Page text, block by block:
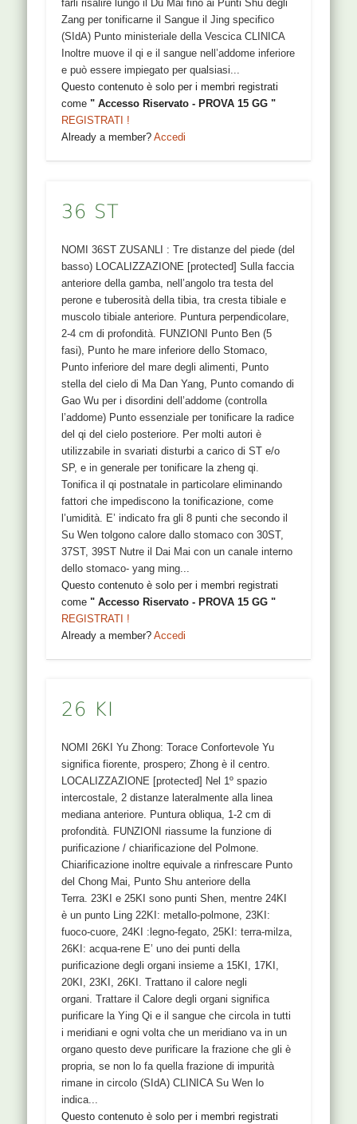
farli risalire lungo il Du Mai fino ai Punti Shu degli
Zang per tonificarne il Sangue il Jing specifico
(SIdA) Punto ministeriale della Vescica CLINICA
Inoltre muove il qi e il sangue nell’addome inferiore
e può essere impiegato per qualsiasi...
Questo contenuto è solo per i membri registrati
come" Accesso Riservato - PROVA 15 GG "
REGISTRATI !
Already a member?Accedi
36 ST
NOMI 36ST ZUSANLI : Tre distanze del piede (del
basso) LOCALIZZAZIONE [protected] Sulla faccia
anteriore della gamba, nell’angolo tra testa del
perone e tuberosità della tibia, tra cresta tibiale e
muscolo tibiale anteriore. Puntura perpendicolare,
2-4 cm di profondità. FUNZIONI Punto Ben (5
fasi), Punto he mare inferiore dello Stomaco,
Punto inferiore del mare degli alimenti, Punto
stella del cielo di Ma Dan Yang, Punto comando di
Gao Wu per i disordini dell’addome (controlla
l’addome) Punto essenziale per tonificare la radice
del qi del cielo posteriore. Per molti autori è
utilizzabile in svariati disturbi a carico di ST e/o
SP, e in generale per tonificare la zheng qi.
Tonifica il qi postnatale in particolare eliminando
fattori che impediscono la tonificazione, come
l’umidità. E’ indicato fra gli 8 punti che secondo il
Su Wen tolgono calore dallo stomaco con 30ST,
37ST, 39ST Nutre il Dai Mai con un canale interno
dello stomaco- yang ming...
Questo contenuto è solo per i membri registrati
come" Accesso Riservato - PROVA 15 GG "
REGISTRATI !
Already a member?Accedi
26 KI
NOMI 26KI Yu Zhong: Torace Confortevole Yu
significa fiorente, prospero; Zhong è il centro.
LOCALIZZAZIONE [protected] Nel 1º spazio
intercostale, 2 distanze lateralmente alla linea
mediana anteriore. Puntura obliqua, 1-2 cm di
profondità. FUNZIONI riassume la funzione di
purificazione / chiarificazione del Polmone.
Chiarificazione inoltre equivale a rinfrescare Punto
del Chong Mai, Punto Shu anteriore della
Terra. 23KI e 25KI sono punti Shen, mentre 24KI
è un punto Ling 22KI: metallo-polmone, 23KI:
fuoco-cuore, 24KI :legno-fegato, 25KI: terra-milza,
26KI: acqua-rene E’ uno dei punti della
purificazione degli organi insieme a 15KI, 17KI,
20KI, 23KI, 26KI. Trattano il calore negli
organi. Trattare il Calore degli organi significa
purificare la Ying Qi e il sangue che circola in tutti
i meridiani e ogni volta che un meridiano va in un
organo questo deve purificare la frazione che gli è
propria, se non lo fa quella frazione di impurità
rimane in circolo (SIdA) CLINICA Su Wen lo
indica...
Questo contenuto è solo per i membri registrati